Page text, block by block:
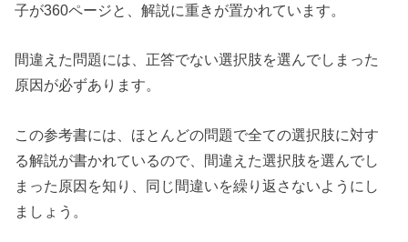
子が360ページと、解説に重きが置かれています。
間違えた問題には、正答でない選択肢を選んでしまった
原因が必ずあります。
この参考書には、ほとんどの問題で全ての選択肢に対す
る解説が書かれているので、間違えた選択肢を選んでし
まった原因を知り、同じ間違いを繰り返さないようにし
ましょう。